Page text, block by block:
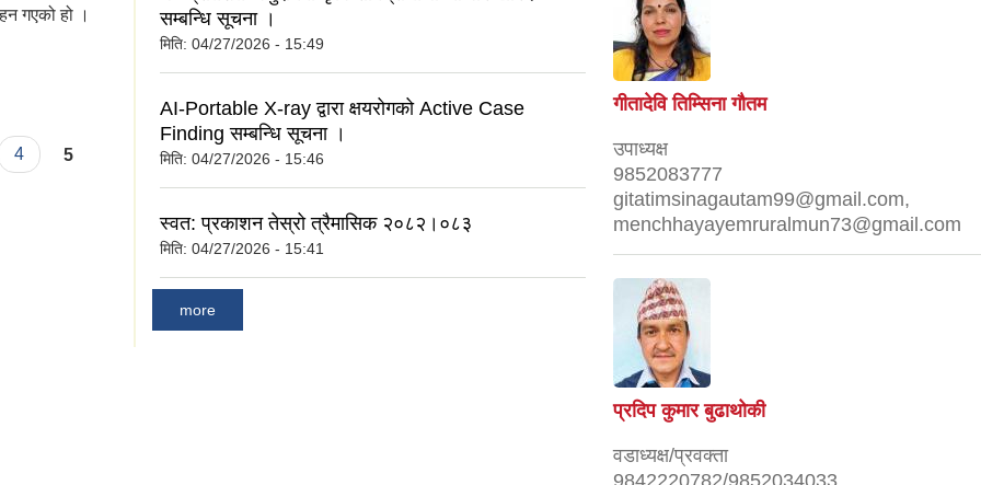
गएको हो ।
4
5
सम्बन्धि सूचना ।
मिति: 04/27/2026 - 15:49
AI-Portable X-ray द्वारा क्षयरोगको Active Case
Finding सम्बन्धि सूचना ।
मिति: 04/27/2026 - 15:46
स्वत: प्रकाशन तेस्रो त्रैमासिक २०८२।०८३
मिति: 04/27/2026 - 15:41
more
गीतादेवि तिम्सिना गाैतम
उपाध्यक्ष
9852083777
gitatimsinagautam99@gmail.com,
menchhayayemruralmun73@gmail.com
प्रदिप कुमार बुढाथोकी
वडाध्यक्ष/प्रवक्ता